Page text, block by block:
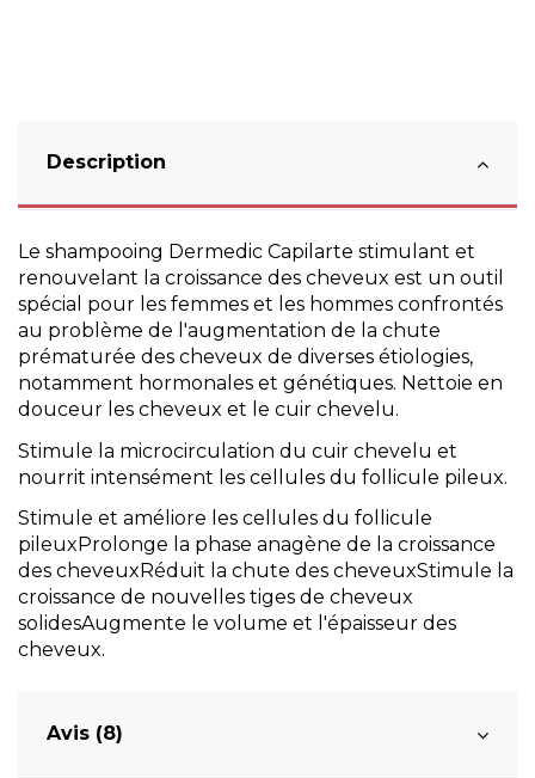
Description
Le shampooing Dermedic Capilarte stimulant et
renouvelant la croissance des cheveux est un outil
spécial pour les femmes et les hommes confrontés
au problème de l'augmentation de la chute
prématurée des cheveux de diverses étiologies,
notamment hormonales et génétiques. Nettoie en
douceur les cheveux et le cuir chevelu.
Stimule la microcirculation du cuir chevelu et
nourrit intensément les cellules du follicule pileux.
Stimule et améliore les cellules du follicule
pileuxProlonge la phase anagène de la croissance
des cheveuxRéduit la chute des cheveuxStimule la
croissance de nouvelles tiges de cheveux
solidesAugmente le volume et l'épaisseur des
cheveux.
Avis (8)